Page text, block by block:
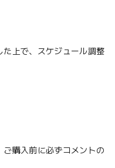
上で、スケジュール調整
購入前に必ずコメントの